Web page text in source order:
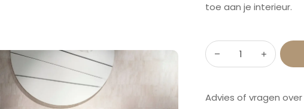
toe aan je interieur.
Advies of vragen over